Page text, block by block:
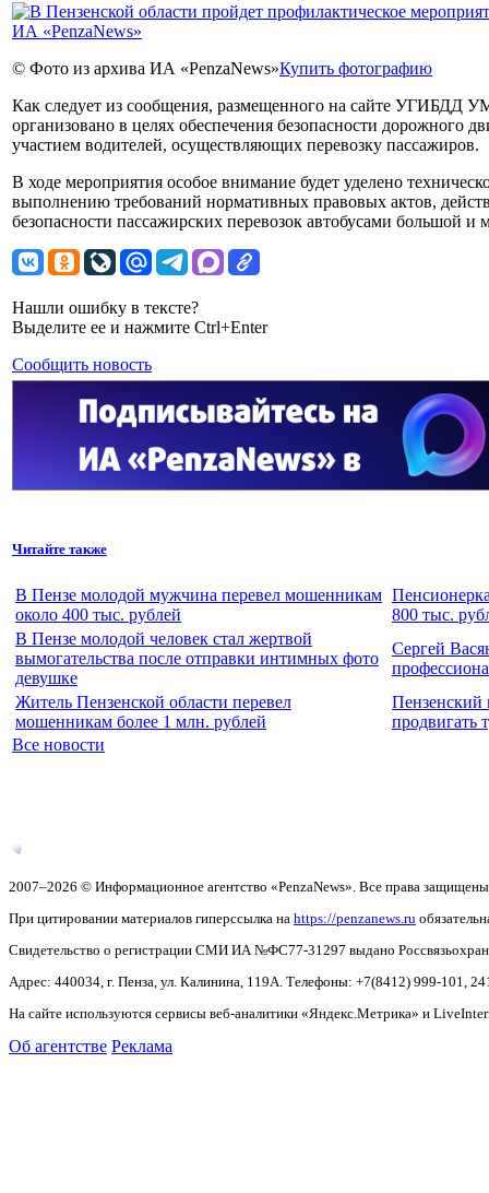
© Фото из архива ИА «PenzaNews»Купить фотографию
Как следует из сообщения, размещенного на сайте УГИБДД
организовано в целях обеспечения безопасности дорожного
участием водителей, осуществляющих перевозку пассажиров.
В ходе мероприятия особое внимание будет уделено
выполнению требований нормативных правовых актов,
безопасности пассажирских перевозок автобусами большой и
Нашли ошибку в тексте?
Выделите ее и нажмите Ctrl+Enter
Сообщить новость
Читайте также
В Пензе молодой мужчина перевел мошенникам
около 400 тыс. рублей
800 тыс.
В Пензе молодой человек стал жертвой
вымогательства после отправки интимных фото
девушке
Сергей
Житель Пензенской области перевел
мошенникам более 1 млн. рублей
Пензенский
продвигать
Все новости
2007–2026 © Информационное агентство «PenzaNews». Все права
При цитировании материалов гиперссылка на https://penzanews.ru
Свидетельство о регистрации СМИ ИА №ФС77-31297 выдано
Адрес: 440034, г. Пенза, ул. Калинина, 119А. Телефоны: +7(8412) 999-101,
На сайте используются сервисы веб-аналитики «Яндекс.Метрика» и
Об агентстве Реклама